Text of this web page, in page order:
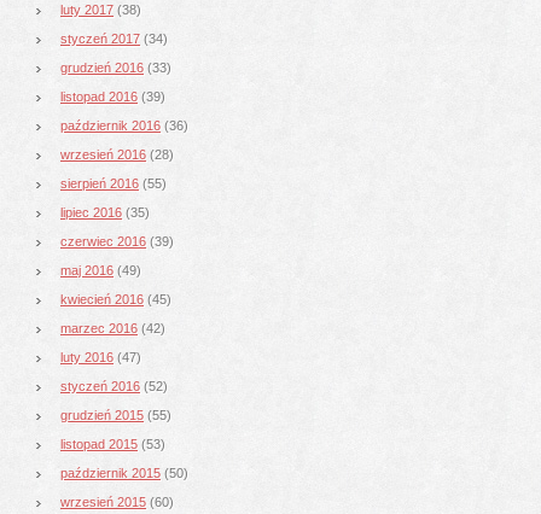
luty 2017 (38)
styczeń 2017 (34)
grudzień 2016 (33)
listopad 2016 (39)
październik 2016 (36)
wrzesień 2016 (28)
sierpień 2016 (55)
lipiec 2016 (35)
czerwiec 2016 (39)
maj 2016 (49)
kwiecień 2016 (45)
marzec 2016 (42)
luty 2016 (47)
styczeń 2016 (52)
grudzień 2015 (55)
listopad 2015 (53)
październik 2015 (50)
wrzesień 2015 (60)